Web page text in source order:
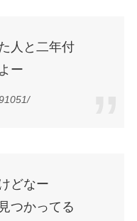
人と二年付
ー
どなー
つかってる